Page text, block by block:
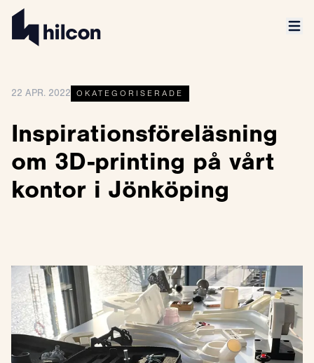
22 APR. 2022 OKATEGORISERADE
Inspirationsföreläsning
om 3D-printing på vårt
kontor i Jönköping